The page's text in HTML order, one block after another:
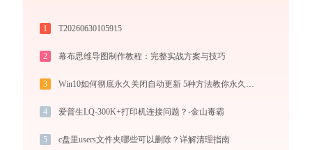
1 T20260630105915
2 幕布思维导图制作教程：完整实战方案与技巧
3
4 爱普生LQ-300K+打印机连接问题？-金山毒霸
5 c盘里users文件夹哪些可以删除？详解清理指南